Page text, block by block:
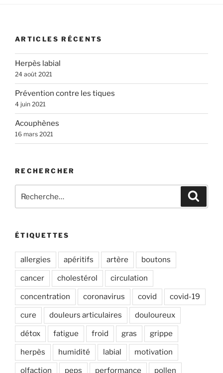
ARTICLES RÉCENTS
Herpès labial
24 août 2021
Prévention contre les tiques
4 juin 2021
Acouphènes
16 mars 2021
RECHERCHER
pour
ÉTIQUETTES
allergies apéritifs artère boutons
cancer cholestérol circulation
concentration coronavirus covid covid-19
cure douleurs articulaires douloureux
détox fatigue froid gras grippe
herpès humidité labial motivation
olfaction peps performance pollen